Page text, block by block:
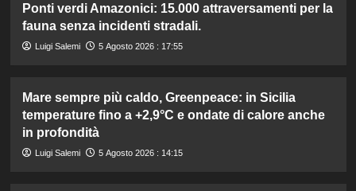
Ponti verdi Amazonici: 15.000 attraversamenti per la
fauna senza incidenti stradali.
Luigi Salemi 5 Agosto 2026 : 17:55
Mare sempre più caldo, Greenpeace: in Sicilia
temperature fino a +2,9°C e ondate di calore anche
in profondità
Luigi Salemi 5 Agosto 2026 : 14:15